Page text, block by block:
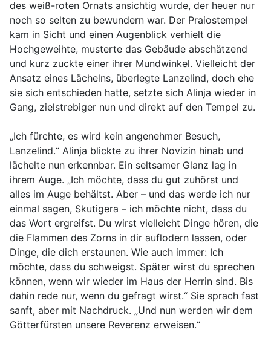
des weiß-roten Ornats ansichtig wurde, der heuer nur
noch so selten zu bewundern war. Der Praiostempel
kam in Sicht und einen Augenblick verhielt die
Hochgeweihte, musterte das Gebäude abschätzend
und kurz zuckte einer ihrer Mundwinkel. Vielleicht der
Ansatz eines Lächelns, überlegte Lanzelind, doch ehe
sie sich entschieden hatte, setzte sich Alinja wieder in
Gang, zielstrebiger nun und direkt auf den Tempel zu.
„Ich fürchte, es wird kein angenehmer Besuch,
Lanzelind.“ Alinja blickte zu ihrer Novizin hinab und
lächelte nun erkennbar. Ein seltsamer Glanz lag in
ihrem Auge. „Ich möchte, dass du gut zuhörst und
alles im Auge behältst. Aber – und das werde ich nur
einmal sagen, Skutigera – ich möchte nicht, dass du
das Wort ergreifst. Du wirst vielleicht Dinge hören, die
die Flammen des Zorns in dir auflodern lassen, oder
Dinge, die dich erstaunen. Wie auch immer: Ich
möchte, dass du schweigst. Später wirst du sprechen
können, wenn wir wieder im Haus der Herrin sind. Bis
dahin rede nur, wenn du gefragt wirst.“ Sie sprach fast
sanft, aber mit Nachdruck. „Und nun werden wir dem
Götterfürsten unsere Reverenz erweisen.“